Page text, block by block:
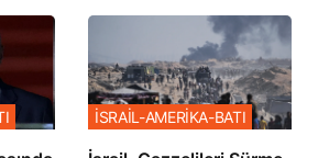
İSRAİL-AMERİKA-BATI